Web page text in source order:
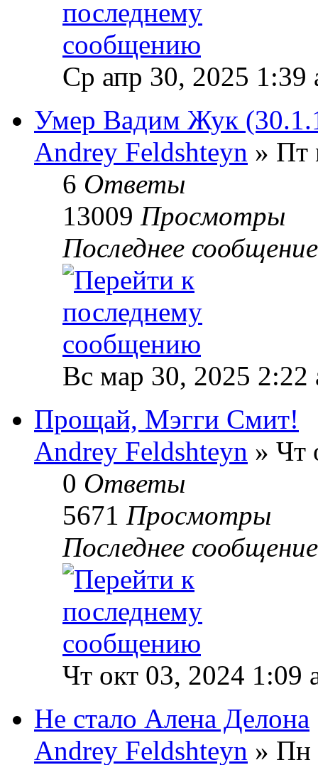
Ср апр 30, 2025 1:39
Умер Вадим Жук
Andrey Feldshteyn » Пт
6 Ответы
13009 Просмотры
Последнее
Вс мар 30, 2025 2:22
Прощай, Мэгги Смит!
Andrey Feldshteyn » Чт
0 Ответы
5671 Просмотры
Последнее
Чт окт 03, 2024 1:09
Не стало Алена Делона
Andrey Feldshteyn » Пн